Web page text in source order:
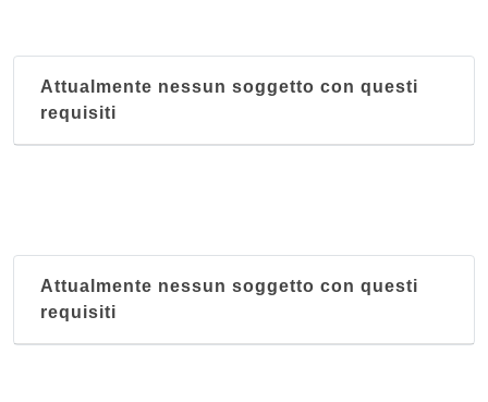
Attualmente nessun soggetto con questi
requisiti
Attualmente nessun soggetto con questi
requisiti